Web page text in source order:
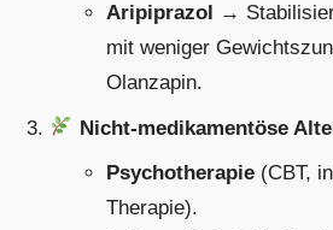
Aripiprazol →
mit weniger
Olanzapin.
Nicht-medikamentöse
Psychotherapie (CBT,
Therapie).